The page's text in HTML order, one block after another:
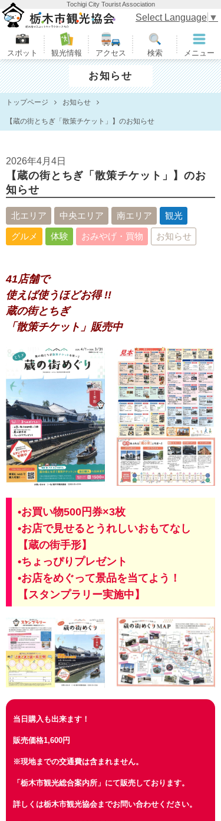
Tochigi City Tourist Association
栃木市観光協会
スポット 観光情報 アクセス 検索 メニュー
Select Language ▼
お知らせ
トップページ お知らせ
【蔵の街とちぎ「散策チケット」】のお知らせ
2026年4月4日
【蔵の街とちぎ「散策チケット」】のお
知らせ
北エリア 中央エリア 南エリア 観光
グルメ 体験 おみやげ・買物 お知らせ
41店舗で
使えば使うほどお得 !!
蔵の街とちぎ
「散策チケット」販売中
•お買い物500円券×3枚
•お店で見せるとうれしいおもてなし
【蔵の街手形】
•ちょっぴりプレゼント
•お店をめぐって景品を当てよう！
【スタンプラリー実施中】
当日購入も出来ます！
販売価格1,600円
※現地までの交通費は含まれません。
「栃木市観光総合案内所」にて販売しております。
詳しくは栃木市観光協会までお問い合わせください。